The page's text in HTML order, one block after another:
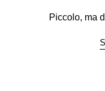
Piccolo, ma